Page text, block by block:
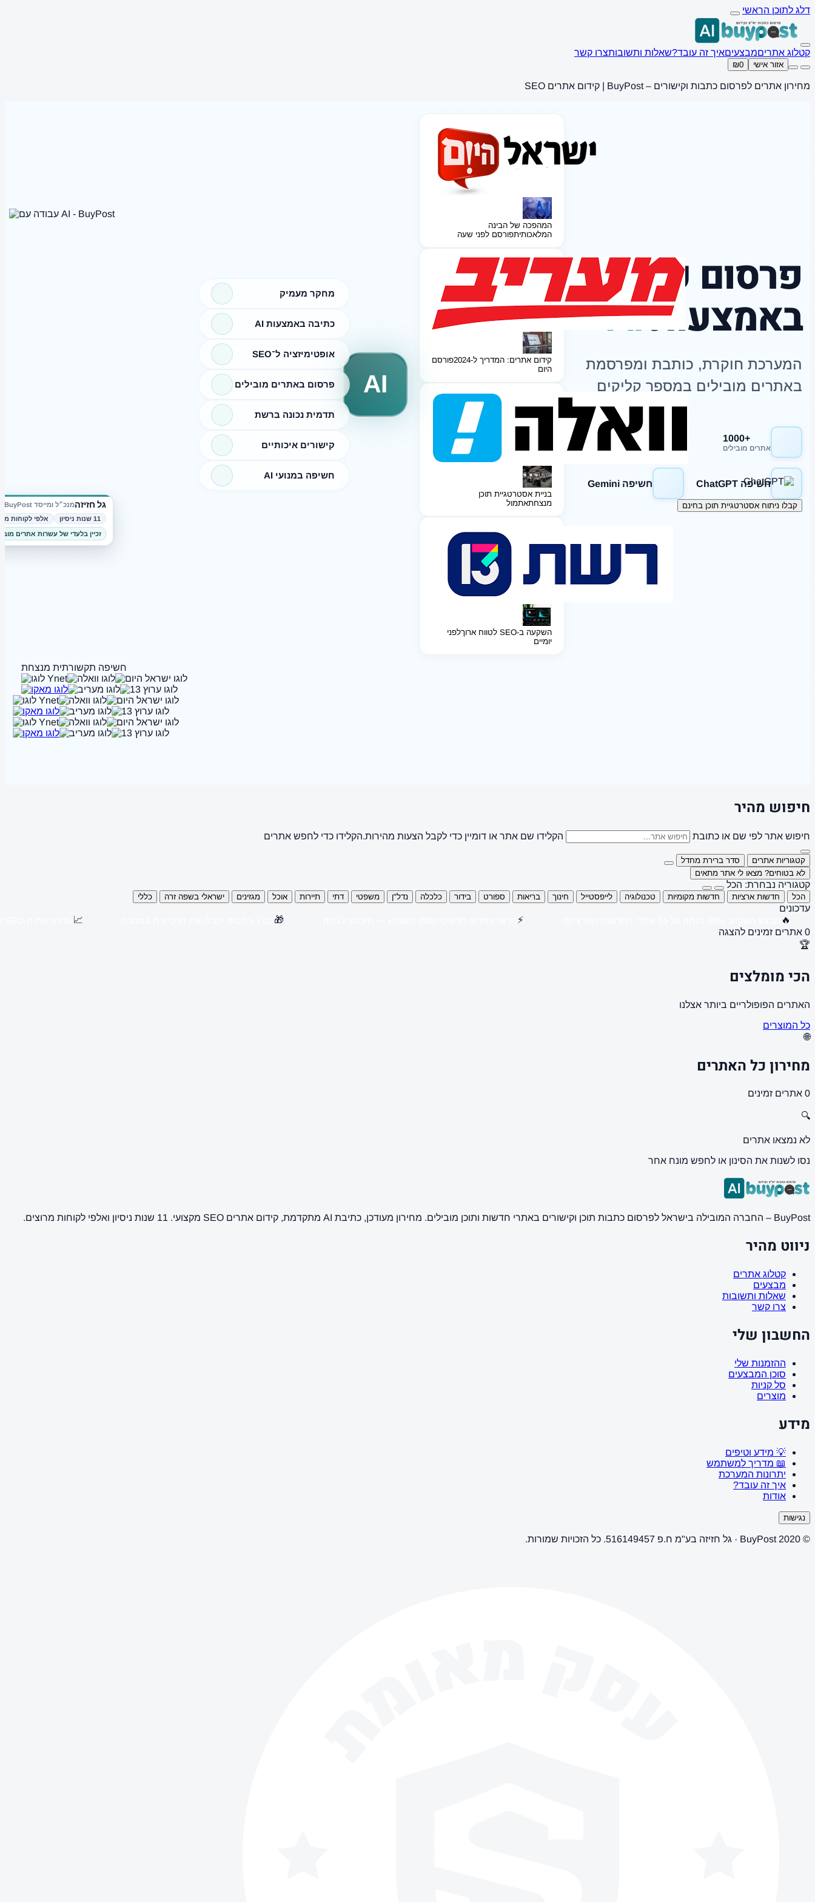
דלג לתוכן הראשי
קטלוג אתריםמבצעיםאיך זה עובד?שאלות ותשובותצרו קשר
אזור אישי ₪0
מחירון אתרים לפרסום כתבות וקישורים – BuyPost | קידום אתרים SEO
גל חזיזהמנכ״ל ומייסד BuyPost
11 שנות ניסיון
אלפי לקוחות
זכיין בלעדי של עשרות אתרים
מחקר מעמיק
כתיבה באמצעות AI
אופטימיזציה ל־SEO
פרסום באתרים מובילים
תדמית נכונה ברשת
קישורים איכותיים
חשיפה במנועי AI
AI
המהפכה של הבינה
המלאכותיתפורסם לפני שעה
קידום אתרים: המדריך ל-2024
פורסם
היום
בניית אסטרטגיית תוכן
מנצחתאתמול
השקעה ב-SEO לטווח ארוך
לפני
יומיים
פרסום כתבות
באמצעותAI
המערכת חוקרת, כותבת ומפרסמת
באתרים מובילים במספר קליקים
+1000
אתרים מובילים
חשיפה Google
חשיפה ChatGPT חשיפה Gemini
קבלו ניתוח אסטרטגיית תוכן בחינם
חשיפה תקשורתית מנצחת
חיפוש מהיר
חיפוש אתר לפי שם או כתובת הקלידו שם אתר או דומיין כדי לקבל הצעות מהירות.הקלידו כדי לחפש אתרים
קטגוריות אתרים
סדר ברירת מחדל
לא בטוחים? מצאו לי אתר מתאים
קטגוריה נבחרת: הכל
הכל חדשות ארציות חדשות מקומיות טכנולוגיה לייפסטייל חינוך בריאות ספורט בידור כלכלה נדל"ן משפטי דתי תיירות אוכל מגזינים ישראלי בשפה זרה כללי
עדכונים
🔥
⚡
🎁
📈
0 אתרים זמינים להצגה
🏆
הכי מומלצים
האתרים הפופולריים ביותר אצלנו
כל המוצרים
🌐
מחירון כל האתרים
0 אתרים זמינים
🔍
לא נמצאו אתרים
נסו לשנות את הסינון או לחפש מונח אחר
BuyPost – החברה המובילה בישראל לפרסום כתבות תוכן וקישורים באתרי חדשות ותוכן מובילים. מחירון מעודכן, כתיבת AI מתקדמת, קידום אתרים SEO מקצועי. 11 שנות ניסיון ואלפי לקוחות מרוצים.
ניווט מהיר
קטלוג אתרים
מבצעים
שאלות ותשובות
צרו קשר
החשבון שלי
ההזמנות שלי
סוכן המבצעים
סל קניות
מוצרים
מידע
💡 מידע וטיפים
📖 מדריך למשתמש
יתרונות המערכת
איך זה עובד?
אודות
נגישות
© 2020 BuyPost · גל חזיזה בע"מ ח.פ 516149457. כל הזכויות שמורות.